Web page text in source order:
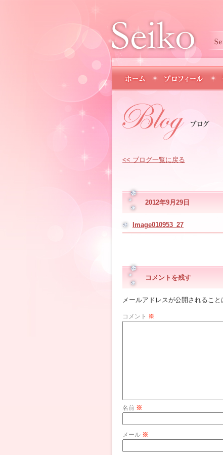
<< ブログ一覧に戻る
2012年9月29日
Image010953_27
コメントを残す
メールアドレスが公開されること
コメント ※
名前 ※
メール ※